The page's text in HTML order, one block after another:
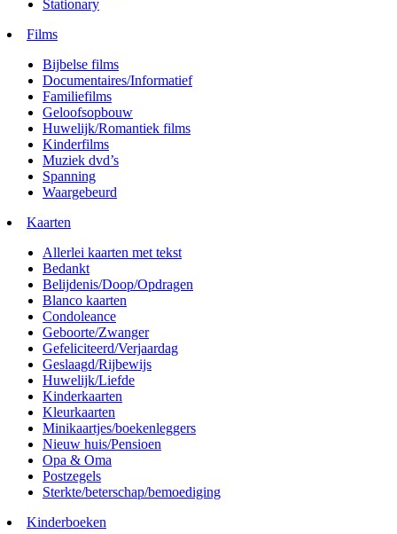
Stationary
Films
Bijbelse films
Documentaires/Informatief
Familiefilms
Geloofsopbouw
Huwelijk/Romantiek films
Kinderfilms
Muziek dvd’s
Spanning
Waargebeurd
Kaarten
Allerlei kaarten met tekst
Bedankt
Belijdenis/Doop/Opdragen
Blanco kaarten
Condoleance
Geboorte/Zwanger
Gefeliciteerd/Verjaardag
Geslaagd/Rijbewijs
Huwelijk/Liefde
Kinderkaarten
Kleurkaarten
Minikaartjes/boekenleggers
Nieuw huis/Pensioen
Opa & Oma
Postzegels
Sterkte/beterschap/bemoediging
Kinderboeken